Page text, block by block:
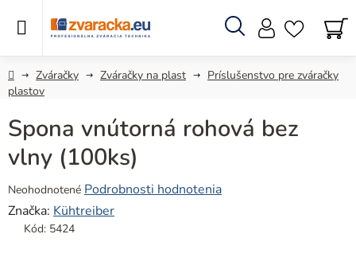
Hľadať
DomovZváračky Zváračky na plast
Príslušenstvo pre zváračky
plastov
Spona vnútorná rohová bez
vlny (100ks)
Priemerné
hodnotenie
produktu
Neohodnotené Podrobnosti hodnotenia
Značka: Kühtreiber
Kód: 5424